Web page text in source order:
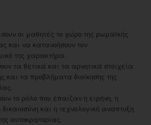
οι μαθητές το χώρο της ρωμαϊκής
και να κατανοήσουν τον
της χαρακτήρα.
τα θετικά και τα αρνητικά στοιχεία
και τα προβλήματα διοίκησης της
το ρόλο που έπαιζαν η ειρήνη, η
και η τεχνολογική ανάπτυξη
αυτοκρατορίας.